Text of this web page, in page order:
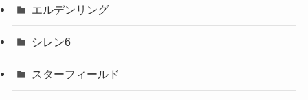
エルデンリング
シレン6
スターフィールド